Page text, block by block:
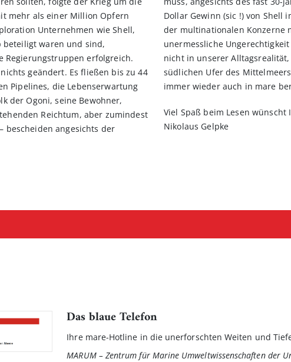
mehr als einer Million Opfern
Unternehmen wie Shell,
beteiligt waren und sind,
Regierungstruppen erfolgreich.
geändert. Es fließen bis zu 44
Pipelines, die Lebenserwartung
der Ogoni, seine Bewohner,
Reichtum, aber zumindest
bescheiden angesichts der
Dollar Gewinn (sic !) von Shell
der multinationalen Konzerne
unermessliche
nicht in unserer
südlichen Ufer des
immer wieder auch in mare
Viel Spaß beim Lesen wünscht
Nikolaus Gelpke
Das blaue Telefon
Ihre mare-Hotline in die unerforschten Weiten und
MARUM – Zentrum für Marine Umweltwissenschaften der